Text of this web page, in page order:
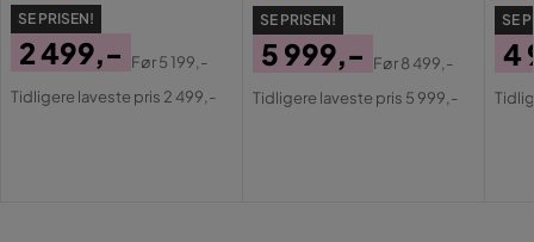
SE PRISEN!
Pris
2 499,-
Original
Før5 199,-
Tidligere laveste pris 2 499,-
SE PRISEN!
Pris
5 999,-
Original
Før8 499,-
Tidligere laveste pris 5 999,-
SE
4